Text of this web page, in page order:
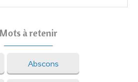
Mots à retenir
Abscons